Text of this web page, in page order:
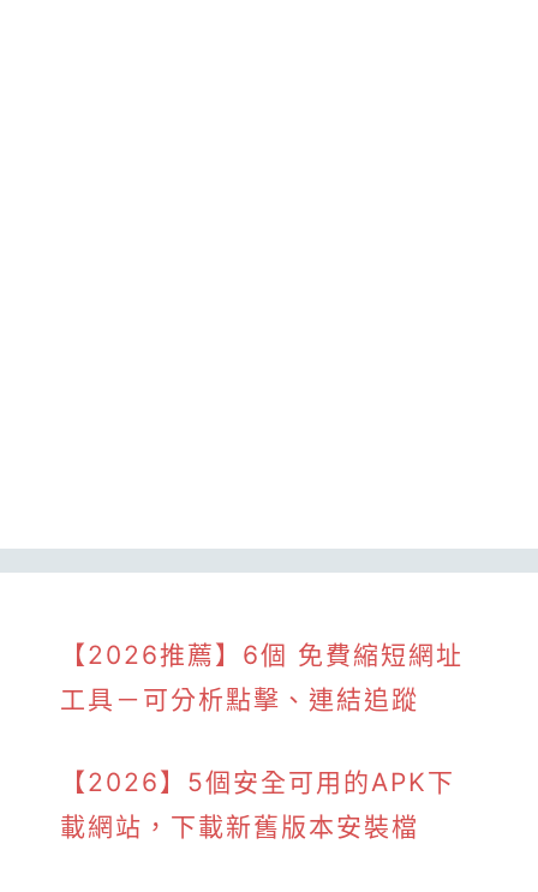
【2026推薦】6個 免費縮短網址
工具－可分析點擊、連結追蹤
【2026】5個安全可用的APK下
載網站，下載新舊版本安裝檔